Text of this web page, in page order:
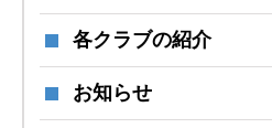
各クラブの紹介
お知らせ